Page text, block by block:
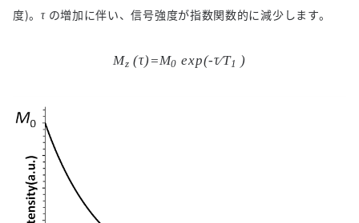
度)。τの増加に伴い、信号強度が指数関数的に減少します。
Mz (τ)=M0 exp(-τ⁄T1 )